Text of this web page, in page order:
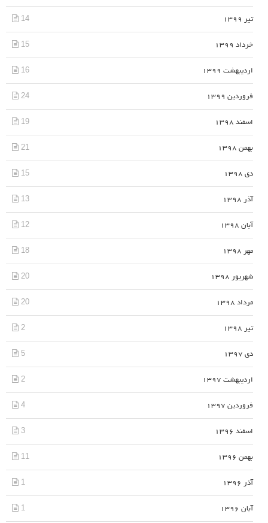
تیر 1399 14
خرداد 1399 15
اردیبهشت 1399 16
فروردین 1399 24
اسفند 1398 19
بهمن 1398 21
دی 1398 15
آذر 1398 13
آبان 1398 12
مهر 1398 18
شهریور 1398 20
مرداد 1398 20
تیر 1398 2
دی 1397 5
اردیبهشت 1397 2
فروردین 1397 4
اسفند 1396 3
بهمن 1396 11
آذر 1396 1
آبان 1396 1